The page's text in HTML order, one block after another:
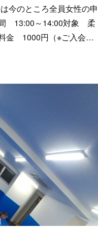
今のところ全員女性の申
間 13:00～14:00対象 柔
金 1000円（※ご入会…